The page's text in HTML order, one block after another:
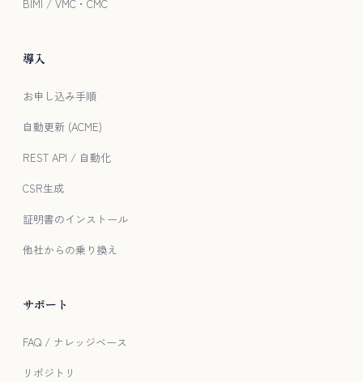
BIMI / VMC・CMC
導入
お申し込み手順
自動更新 (ACME)
REST API / 自動化
CSR生成
証明書のインストール
他社からの乗り換え
サポート
FAQ / ナレッジベース
リポジトリ